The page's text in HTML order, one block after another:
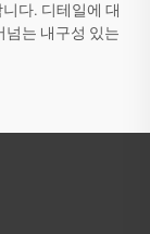
다. 디테일에 대
넘는 내구성 있는